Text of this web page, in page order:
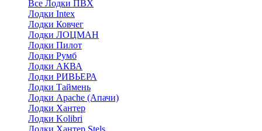
Все Лодки ПВХ
Лодки Intex
Лодки Ковчег
Лодки ЛОЦМАН
Лодки Пилот
Лодки Румб
Лодки АКВА
Лодки РИВЬЕРА
Лодки Таймень
Лодки Apache (Апачи)
Лодки Хантер
Лодки Kolibri
Лодки Хантер Stels